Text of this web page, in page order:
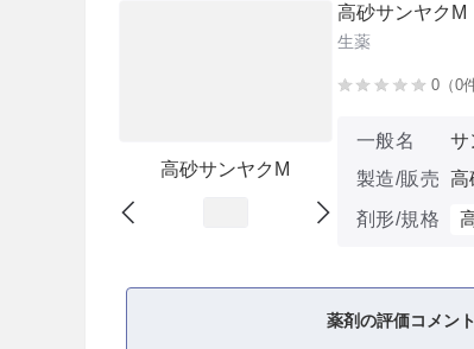
高砂サンヤクM
高砂サンヤクM
生薬
0（0
一般名
サ
製造/販売 高
剤形/規格
薬剤の評価コメン